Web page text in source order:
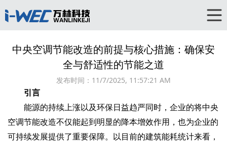
中央空调节能改造的前提与核心措施：确保安
全与舒适性的节能之道
发布时间： 11/7/2025, 11:57:21 AM
引言
能源的持续上涨以及环保日益趋严同时，企业的将中央
空调节能改造不仅能起到明显的降本增效作用，也为企业的
可持续发展提供了重要保障。以目前的建筑能耗统计来看，